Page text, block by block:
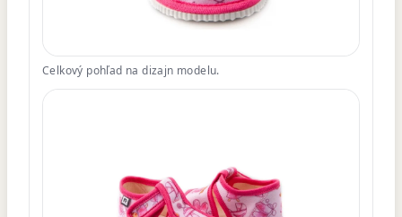
Celkový pohľad na dizajn modelu.